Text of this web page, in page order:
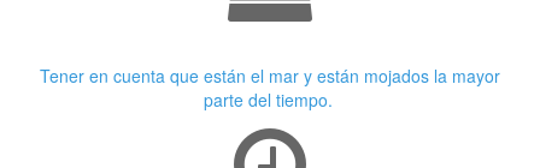
Tener en cuenta que están el mar y están mojados la mayor
parte del tiempo.